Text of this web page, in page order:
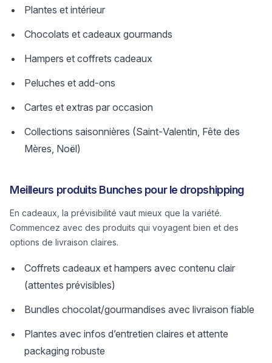
Plantes et intérieur
Chocolats et cadeaux gourmands
Hampers et coffrets cadeaux
Peluches et add-ons
Cartes et extras par occasion
Collections saisonnières (Saint‑Valentin, Fête des
Mères, Noël)
Meilleurs produits Bunches pour le dropshipping
En cadeaux, la prévisibilité vaut mieux que la variété.
Commencez avec des produits qui voyagent bien et des
options de livraison claires.
Coffrets cadeaux et hampers avec contenu clair
(attentes prévisibles)
Bundles chocolat/gourmandises avec livraison fiable
Plantes avec infos d’entretien claires et attente
packaging robuste